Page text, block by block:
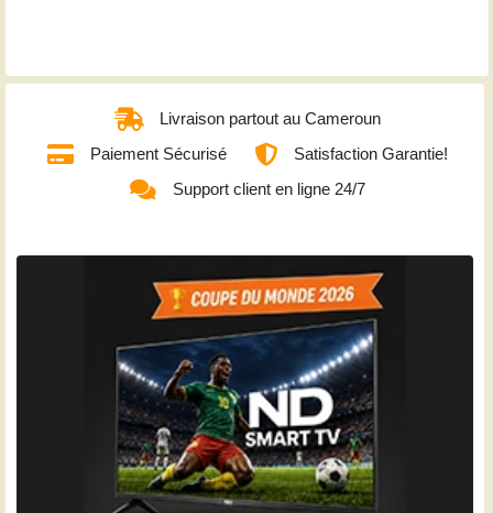
Livraison partout au Cameroun
Paiement Sécurisé
Satisfaction Garantie!
Support client en ligne 24/7